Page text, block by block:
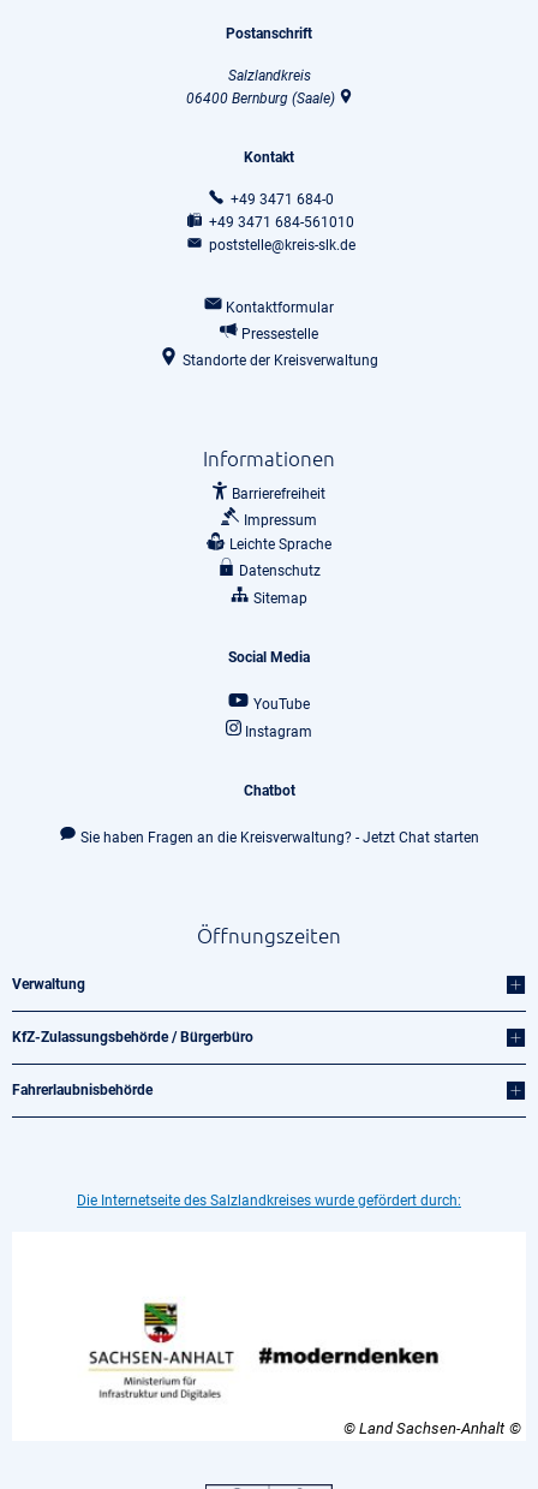
Postanschrift
Salzlandkreis
06400 Bernburg (Saale)
Kontakt
+49 3471 684-0
+49 3471 684-561010
poststelle@kreis-slk.de
Kontaktformular
Pressestelle
Standorte der Kreisverwaltung
Informationen
Barrierefreiheit
Impressum
Leichte Sprache
Datenschutz
Sitemap
Social Media
YouTube
Instagram
Chatbot
Sie haben Fragen an die Kreisverwaltung? - Jetzt Chat starten
Öffnungszeiten
Verwaltung
KfZ-Zulassungsbehörde / Bürgerbüro
Fahrerlaubnisbehörde
Die Internetseite des Salzlandkreises wurde gefördert durch:
© Land Sachsen-Anhalt